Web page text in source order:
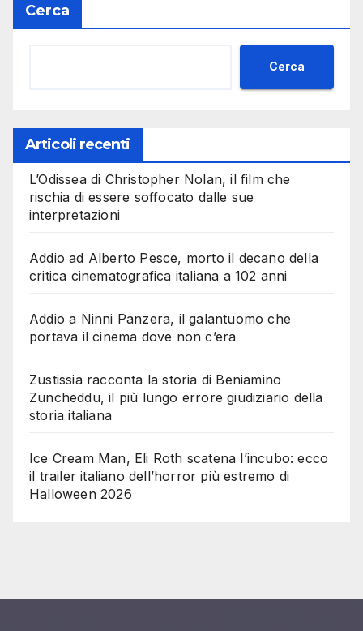
Cerca
Cerca
Articoli recenti
L’Odissea di Christopher Nolan, il film che
rischia di essere soffocato dalle sue
interpretazioni
Addio ad Alberto Pesce, morto il decano della
critica cinematografica italiana a 102 anni
Addio a Ninni Panzera, il galantuomo che
portava il cinema dove non c’era
Zustissia racconta la storia di Beniamino
Zuncheddu, il più lungo errore giudiziario della
storia italiana
Ice Cream Man, Eli Roth scatena l’incubo: ecco
il trailer italiano dell’horror più estremo di
Halloween 2026